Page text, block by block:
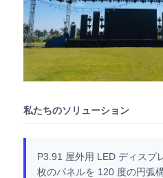
私たちのソリューション
P3.91 屋外用 LED ディスプ
枚のパネルを 120 度の円弧